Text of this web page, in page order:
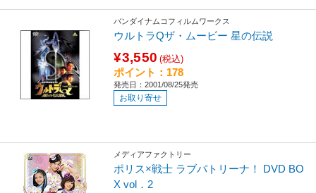
バンダイナムコフィルムワークス
ウルトラQザ・ムービー 星の伝説
¥3,550 (税込)
ポイント：178
発売日：2001/08/25発売
お取り寄せ
メディアファクトリー
ポリス×戦士 ラブパトリーナ！ DVD BO
X vol．2